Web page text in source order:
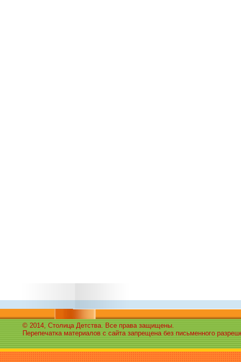
© 2014, Столица Детства. Все права защищены.
Перепечатка материалов с сайта запрещена без письменного